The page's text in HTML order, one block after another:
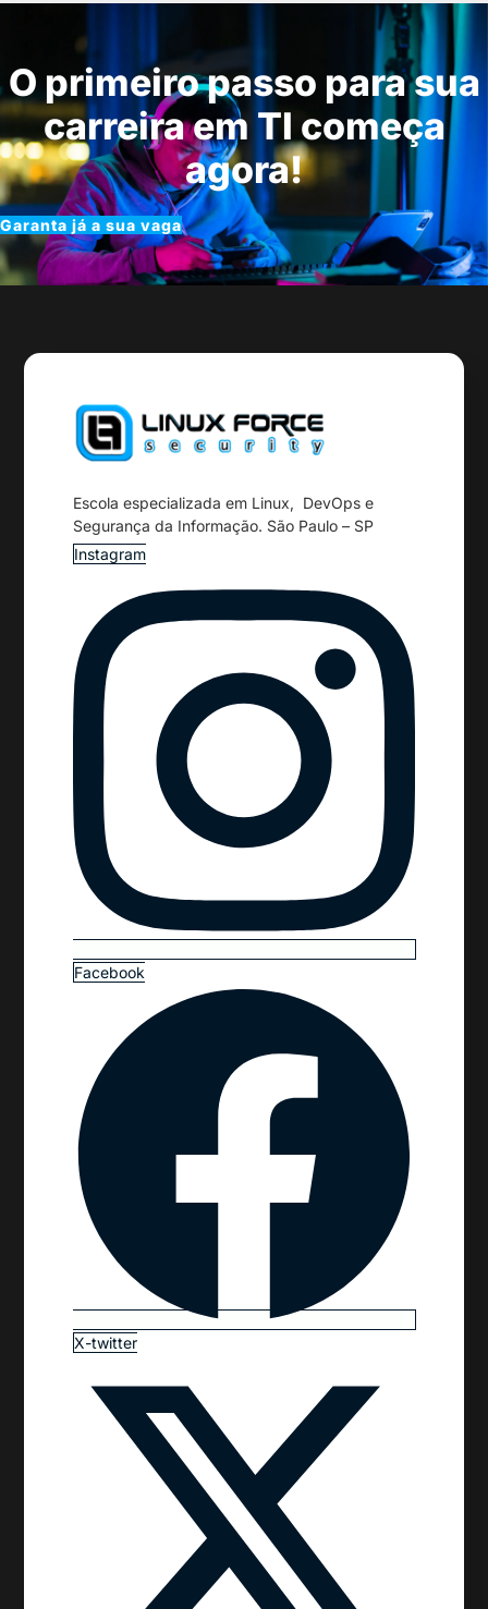
O primeiro passo para sua
carreira em TI começa
agora!
Garanta já a sua vaga
Escola especializada em Linux, DevOps e
Segurança da Informação. São Paulo – SP
Instagram
Facebook
X-twitter